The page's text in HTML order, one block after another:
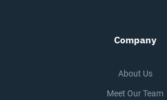
Company
About Us
Meet Our Team